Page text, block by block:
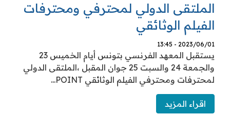
الملتقى الدولي لمحترفي ومحترفات
الفيلم الوثائقي
2023/06/01 - 13:45
يستقبل المعهد الفرنسي بتونس أيام الخميس 23
والجمعة 24 والسبت 25 جوان المقبل ،الملتقى الدولي
لمحترفات ومحترفي الفيلم الوثائقي POINT...
اقراء المزيد